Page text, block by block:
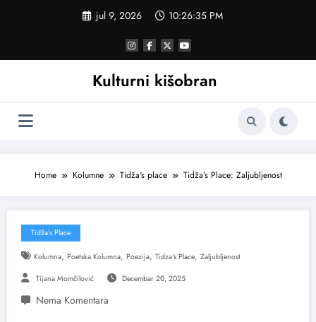
jul 9, 2026 10:26:35 PM
Kulturni kišobran
Home Kolumne Tidža's place Tidža’s Place: Zaljubljenost
Tidža's Place
Kolumna, Poetska Kolumna, Poezija, Tidza's Place, Zaljubljenost
Tijana Momčilović Decembar 20, 2025